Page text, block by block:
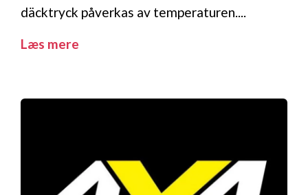
däcktryck påverkas av temperaturen....
Læs mere